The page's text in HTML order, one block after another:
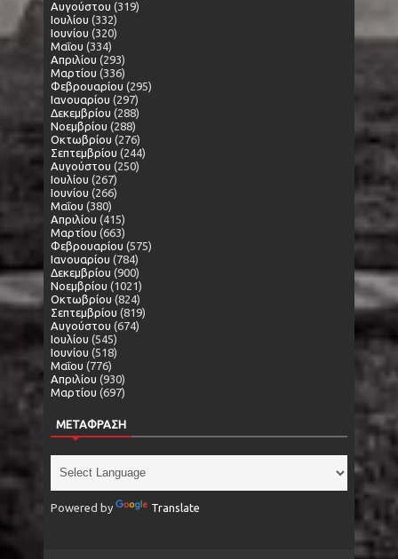
Αυγούστου (319)
Ιουλίου (332)
Ιουνίου (320)
Μαΐου (334)
Απριλίου (293)
Μαρτίου (336)
Φεβρουαρίου (295)
Ιανουαρίου (297)
Δεκεμβρίου (288)
Νοεμβρίου (288)
Οκτωβρίου (276)
Σεπτεμβρίου (244)
Αυγούστου (250)
Ιουλίου (267)
Ιουνίου (266)
Μαΐου (380)
Απριλίου (415)
Μαρτίου (663)
Φεβρουαρίου (575)
Ιανουαρίου (784)
Δεκεμβρίου (900)
Νοεμβρίου (1021)
Οκτωβρίου (824)
Σεπτεμβρίου (819)
Αυγούστου (674)
Ιουλίου (545)
Ιουνίου (518)
Μαΐου (776)
Απριλίου (930)
Μαρτίου (697)
ΜΕΤΑΦΡΑΣΗ
Powered by Translate